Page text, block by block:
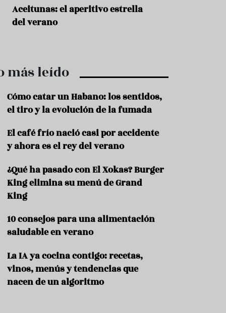
t
r
m
R
e
S
u
d
o
Aceitunas: el aperitivo estrella
del verano
más leído
Cómo catar un Habano: los sentidos,
el tiro y la evolución de la fumada
El café frío nació casi por accidente
y ahora es el rey del verano
¿Qué ha pasado con El Xokas? Burger
King elimina su menú de Grand
King
10 consejos para una alimentación
saludable en verano
La IA ya cocina contigo: recetas,
vinos, menús y tendencias que
nacen de un algoritmo